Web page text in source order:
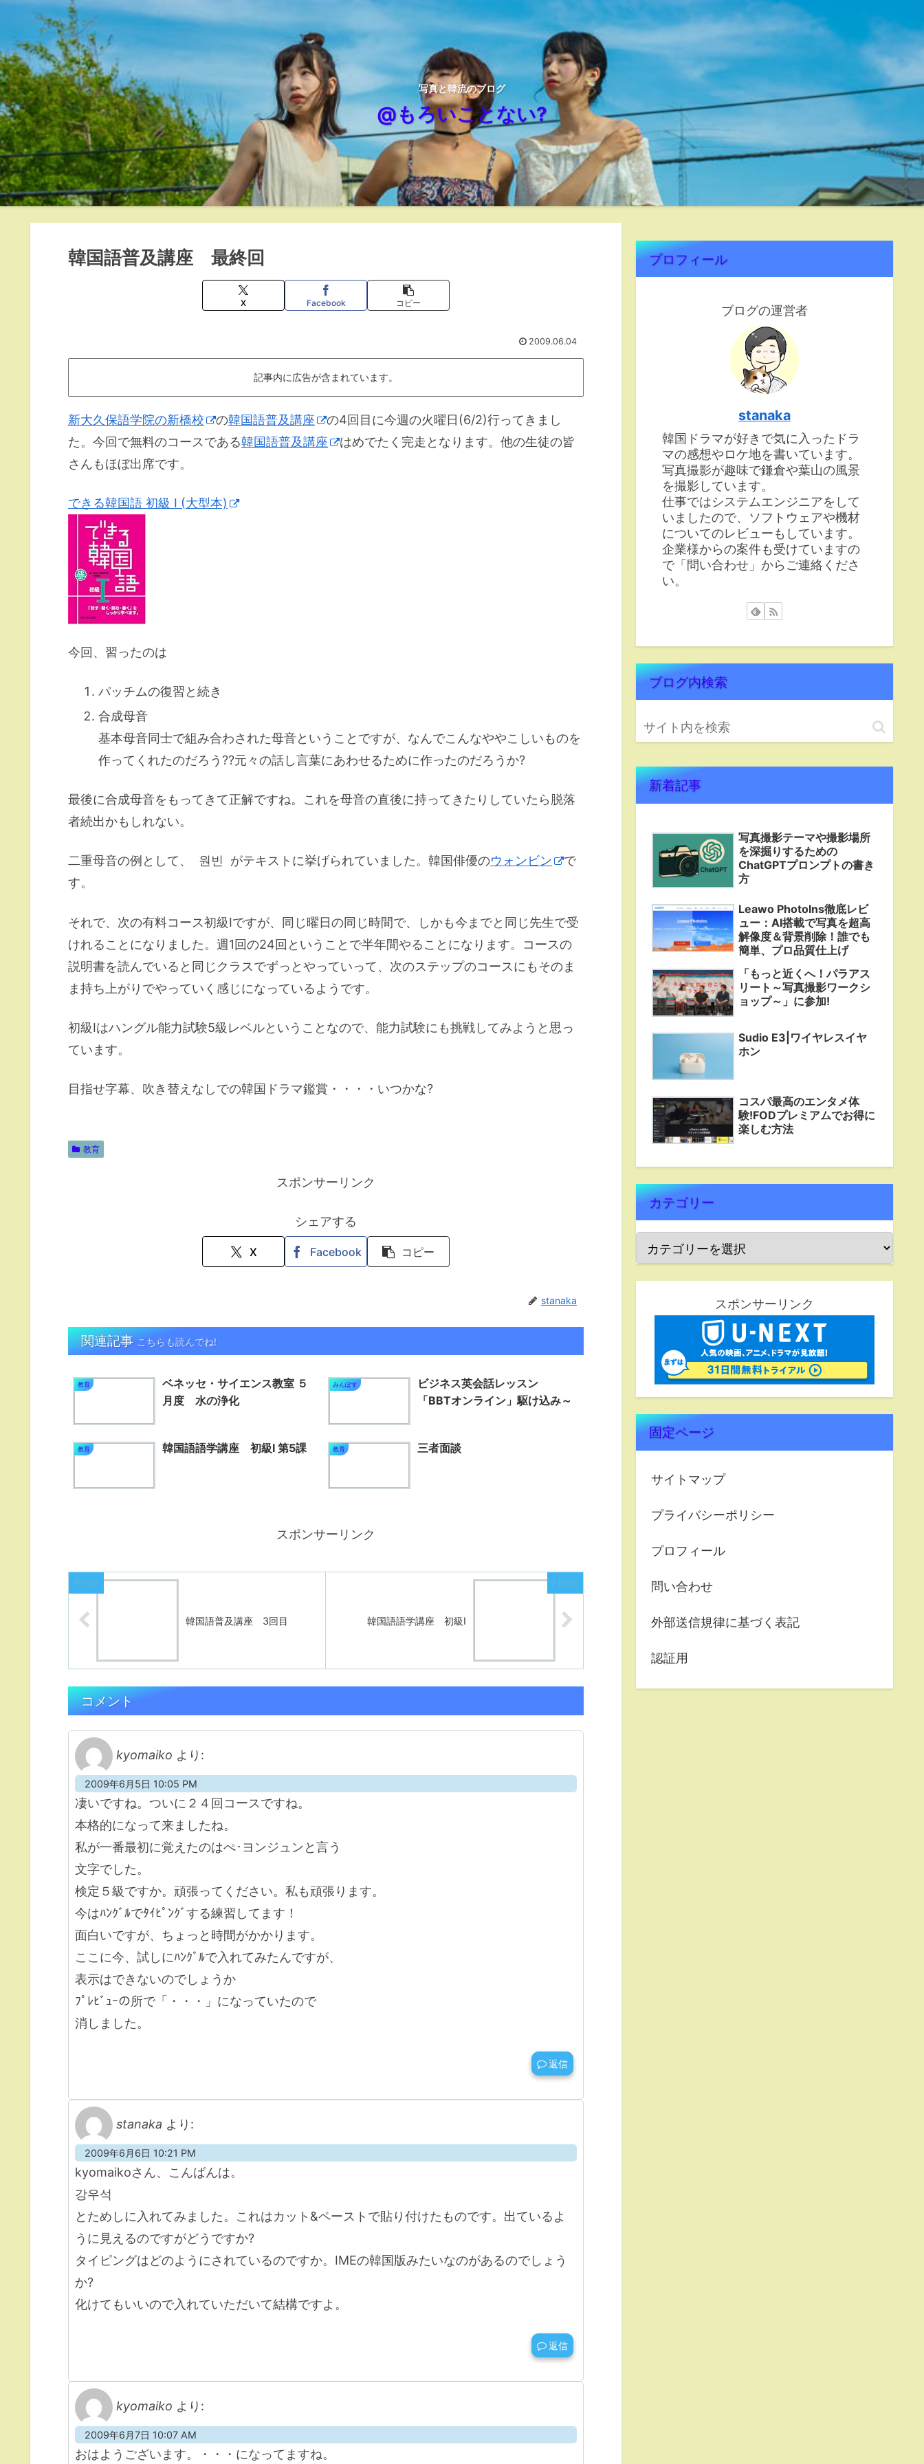
写真と韓流のブログ
@もろいことない?
韓国語普及講座 最終回
X Facebook コピー
2009.06.04
記事内に広告が含まれています。
新大久保語学院の新橋校 の韓国語普及講座
の4回目に今週の火曜日(6/2)行ってきまし
た。今回で無料のコースである韓国語普及講座
はめでたく完走となります。他の生徒の皆
さんもほぼ出席です。
できる韓国語 初級 I (大型本)
今回、習ったのは
パッチムの復習と続き
合成母音
基本母音同士で組み合わされた母音ということですが、なんでこんなややこしいものを
作ってくれたのだろう??元々の話し言葉にあわせるために作ったのだろうか?
最後に合成母音をもってきて正解ですね。これを母音の直後に持ってきたりしていたら脱落
者続出かもしれない。
二重母音の例として、 원빈 がテキストに挙げられていました。韓国俳優のウォンビン
で
す。
それで、次の有料コース初級Ⅰですが、同じ曜日の同じ時間で、しかも今までと同じ先生で受
けれることになりました。週1回の24回ということで半年間やることになります。コースの
説明書を読んでいると同じクラスでずっとやっていって、次のステップのコースにもそのま
ま持ち上がりでやっていく感じになっているようです。
初級Ⅰはハングル能力試験5級レベルということなので、能力試験にも挑戦してみようと思っ
ています。
目指せ字幕、吹き替えなしでの韓国ドラマ鑑賞・・・・いつかな?
教育
スポンサーリンク
シェアする
X Facebook コピー
stanaka
関連記事こちらも読んでね!
教育
ベネッセ・サイエンス教室 ５
月度 水の浄化
みんぽす
ビジネス英会話レッスン
「BBTオンライン」駆け込み～
教育 韓国語語学講座 初級Ⅰ 第5課 教育 三者面談
スポンサーリンク
韓国語普及講座 3回目 韓国語語学講座 初級Ⅰ
コメント
kyomaiko より:
2009年6月5日 10:05 PM
凄いですね。ついに２４回コースですね。
本格的になって来ましたね。
私が一番最初に覚えたのはぺ･ヨンジュンと言う
文字でした。
検定５級ですか。頑張ってください。私も頑張ります。
今はﾊﾝｸﾞﾙでﾀｲﾋﾟﾝｸﾞする練習してます！
面白いですが、ちょっと時間がかかります。
ここに今、試しにﾊﾝｸﾞﾙで入れてみたんですが、
表示はできないのでしょうか
ﾌﾟﾚﾋﾞｭｰの所で「・・・」になっていたので
消しました。
返信
stanaka より:
2009年6月6日 10:21 PM
kyomaikoさん、こんばんは。
강우석
とためしに入れてみました。これはカット&ペーストで貼り付けたものです。出ているよ
うに見えるのですがどうですか?
タイピングはどのようにされているのですか。IMEの韓国版みたいなのがあるのでしょう
か?
化けてもいいので入れていただいて結構ですよ。
返信
kyomaiko より:
2009年6月7日 10:07 AM
おはようございます。・・・になってますね。
プロフィール
ブログの運営者
stanaka
韓国ドラマが好きで気に入ったドラ
マの感想やロケ地を書いています。
写真撮影が趣味で鎌倉や葉山の風景
を撮影しています。
仕事ではシステムエンジニアをして
いましたので、ソフトウェアや機材
についてのレビューもしています。
企業様からの案件も受けていますの
で「問い合わせ」からご連絡くださ
い。
ブログ内検索
新着記事
写真撮影テーマや撮影場所
を深掘りするための
ChatGPTプロンプトの書き
方
Leawo PhotoIns徹底レビ
ュー：AI搭載で写真を超高
解像度＆背景削除！誰でも
簡単、プロ品質仕上げ
「もっと近くへ！パラアス
リート～写真撮影ワークシ
ョップ～」に参加!
Sudio E3|ワイヤレスイヤ
ホン
コスパ最高のエンタメ体
験!FODプレミアムでお得に
楽しむ方法
カテゴリー
スポンサーリンク
固定ページ
サイトマップ
プライバシーポリシー
プロフィール
問い合わせ
外部送信規律に基づく表記
認証用